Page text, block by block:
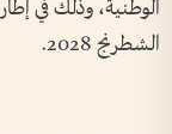
الوطنية، وذلك في
الشطرنج 2028.